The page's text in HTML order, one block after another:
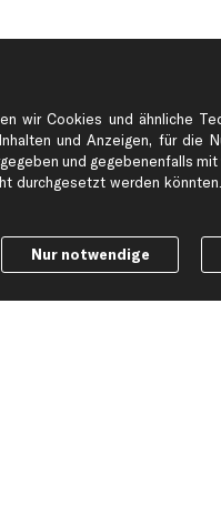
wir Cookies und ähnliche
und Anzeigen, für die
und gegebenenfalls
werden
Nur notwendige